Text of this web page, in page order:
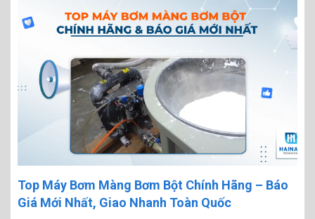
Top Máy Bơm Màng Bơm Bột Chính Hãng – Báo
Giá Mới Nhất, Giao Nhanh Toàn Quốc